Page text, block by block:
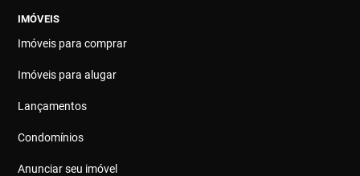
IMÓVEIS
Imóveis para comprar
Imóveis para alugar
Lançamentos
Condomínios
Anunciar seu imóvel